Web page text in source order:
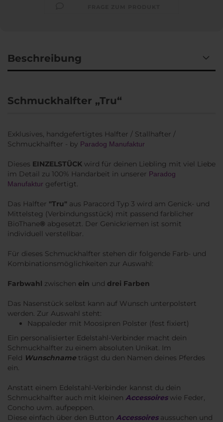
Beschreibung
Schmuckhalfter „Tru“
Exklusives, handgefertigtes Halfter / Stallhafter /
Schmuckhalfter - by Paradog Manufaktur
Dieses EINZELSTÜCK wird für deinen Liebling mit viel Liebe
im Detail zu 100% Handarbeit in unserer Paradog
Manufaktur gefertigt.
Das Halfter "Tru" aus Paracord Typ 3 wird am Genick- und
Mittelsteg (Verbindungsstück) mit passend farblicher
BioThane® abgesetzt. Der Genickriemen ist somit
individuell verstellbar.
Für dieses Schmuckhalfter stehen dir folgende Farb- und
Kombinationsmöglichkeiten zur Auswahl:
Farbwahl zwischen ein und drei Farben
Das Nasenstück selbst kann auf Wunsch unterpolstert
werden. Zur Auswahl steht:
Nappaleder mit Moosipren Polster (fest fixiert)
Ein personalisierter Edelstahl-Verbinder macht dein
Schmuckhalfter zu einem absoluten Unikat. ​Im
Feld Wunschname trägst du den Namen deines Pferdes
ein.
Anstatt einem Edelstahl-Verbinder kannst du dein
Schmuckhalfter auch mit kleinen Accessoireswie Feder,
Concho uvm. aufpeppen.
Diese einfach über den Button Accessoires aussuchen und